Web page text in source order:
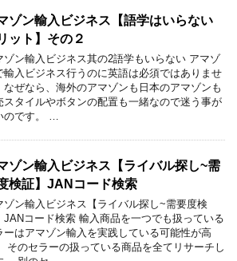
ゾン輸入ビジネス【語学はいらない
ット】その２
ゾン輸入ビジネス其の2語学もいらない アマゾ
輸入ビジネス行うのに英語は必須ではありませ
なぜなら、海外のアマゾンも日本のアマゾンも
スタイルやボタンの配置も一緒なので迷う事が
のです。 …
ゾン輸入ビジネス【ライバル探し~需
検証】JANコード検索
ゾン輸入ビジネス【ライバル探し~需要度検
JANコード検索 輸入商品を一つでも扱っている
ーはアマゾン輸入を実践している可能性が高
そのセラーの扱っている商品を全てリサーチし